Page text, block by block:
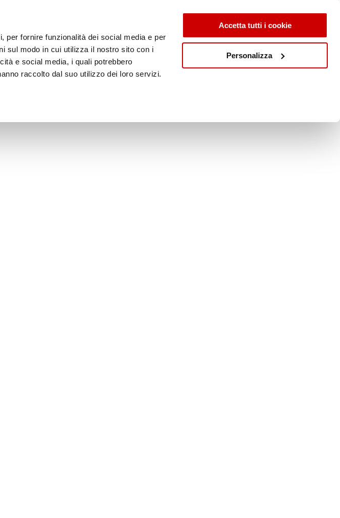
per fornire funzionalità dei social media e per
sul modo in cui utilizza il nostro sito con i
e social media, i quali potrebbero
raccolto dal suo utilizzo dei loro servizi.
Accetta tutti i cookie
Personalizza